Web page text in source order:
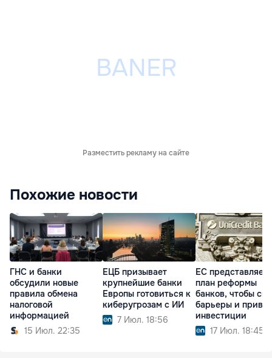
Разместить рекламу на сайте
Похожие новости
ГНС и банки
обсудили новые
правила обмена
налоговой
информацией
15 Июл. 22:35
ЕЦБ призывает
крупнейшие банки
Европы готовиться к
киберугрозам с ИИ
7 Июл. 18:56
ЕС представляет
план реформы
банков, чтобы
барьеры и
инвестиции
17 Июл. 18:45